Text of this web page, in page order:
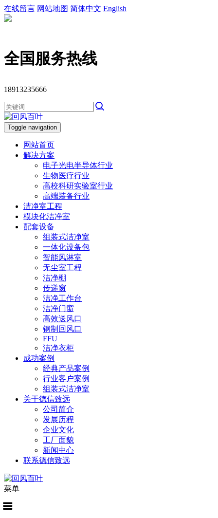
在线留言 网站地图 简体中文 English
全国服务热线
18913235666
Toggle navigation
网站首页
解决方案
电子光电半导体行业
生物医疗行业
高校科研实验室行业
高端装备行业
洁净室工程
模块化洁净室
配套设备
组装式洁净室
一体化设备包
智能风淋室
无尘室工程
洁净棚
传递窗
洁净工作台
洁净门窗
高效送风口
钢制回风口
FFU
洁净衣柜
成功案例
经典产品案例
行业客户案例
组装式洁净室
关于德信致远
公司简介
发展历程
企业文化
工厂面貌
新闻中心
联系德信致远
菜单